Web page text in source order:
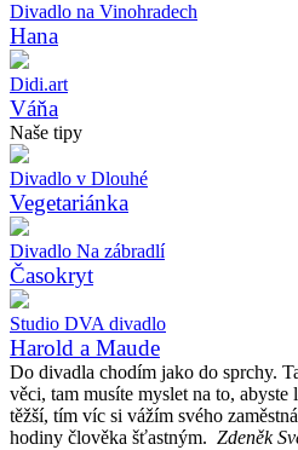
Divadlo na Vinohradech
Hana
Didi.art
Váňa
Naše tipy
Divadlo v Dlouhé
Vegetariánka
Divadlo Na zábradlí
Časokryt
Studio DVA divadlo
Harold a Maude
Do divadla chodím jako do sprchy.
věci, tam musíte myslet na to,
těžší, tím víc si vážím svého
hodiny člověka šťastným. Zdeněk